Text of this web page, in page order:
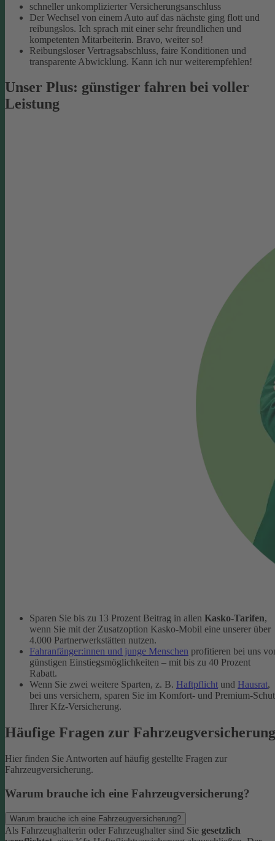
schneller unkomplizierter Versicherungsanschluss
Der Wechsel von einem Auto auf das nächste ging flott und
reibungslos. Ich sprach mit einer sehr freundlichen und
kompetenten Mitarbeiterin. Bravo, weiter so!
Reibungsloser Vertragsabschluss, faire Konditionen und
transparente Abwicklung. Kann ich nur weiterempfehlen!
Unser Plus: günstiger fahren bei voller
Leistung
Sparen Sie bis zu 13 Prozent Beitrag in allen Kasko-Tarifen,
wenn Sie mit der Zusatzoption Kasko-Mobil eine unserer über
4.000 Partnerwerkstätten nutzen.
Fahranfänger:innen und junge Menschen profitieren bei uns
günstigen Einstiegsmöglichkeiten – mit bis zu 40 Prozent
Rabatt.
Wenn Sie zwei weitere Sparten, z. B. Haftpflicht und Hausrat,
bei uns versichern, sparen Sie im Komfort- und Premium-
Ihrer Kfz-Versicherung.
Häufige Fragen zur Fahrzeugversicherung
Hier finden Sie Antworten auf häufig gestellte Fragen zur
Fahrzeugversicherung.
Warum brauche ich eine Fahrzeugversicherung?
Warum brauche ich eine Fahrzeugversicherung?
Als Fahrzeughalterin oder Fahrzeughalter sind Sie gesetzlich